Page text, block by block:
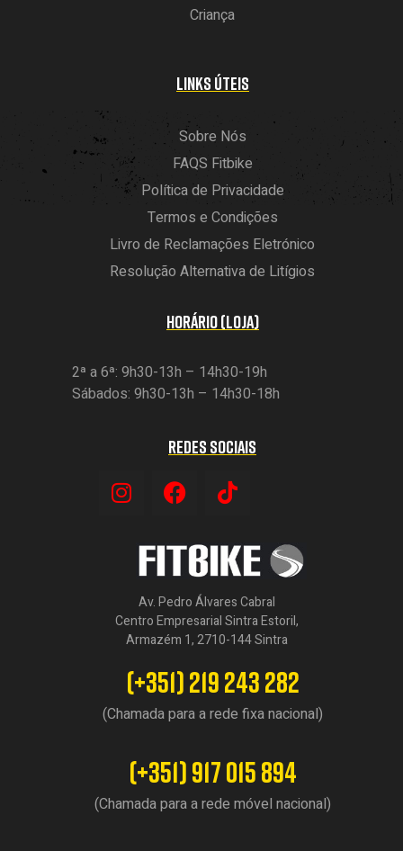
Criança
LINKS ÚTEIS
Sobre Nós
FAQS Fitbike
Política de Privacidade
Termos e Condições
Livro de Reclamações Eletrónico
Resolução Alternativa de Litígios
HORÁRIO (LOJA)
2ª a 6ª: 9h30-13h – 14h30-19h
Sábados: 9h30-13h – 14h30-18h
REDES SOCIAIS
Av. Pedro Álvares Cabral
Centro Empresarial Sintra Estoril,
Armazém 1, 2710-144 Sintra
(+351) 219 243 282
(Chamada para a rede fixa nacional)
(+351) 917 015 894
(Chamada para a rede móvel nacional)